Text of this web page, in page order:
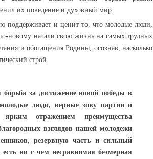
их поведение и духовный мир.
поддерживает и ценит то, что молодые люди,
новому начали свою жизнь на самых трудных
и обогащения Родины, осознав, насколько
строй.
борьба за достижение новой победы в
люди, верные зову партии и
отражением преимущества
взглядов нашей молодежи
резервную часть и сильный
ни с чем несравнимая безмерная